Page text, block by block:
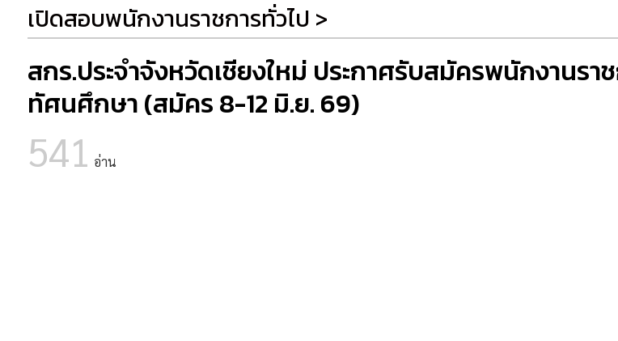
07 ส.ค. 2569 สำนักงานตำรวจแห่งชาติ เปิดสอบนักเรียนนายสิบตำรวจ (นสต.) 6,000 อัตรา ประ
06 ส.ค. 2569 กรมสรรพากร รับสมัครลูกจ้างชั่วคราวส่วนกลาง 138 อัตรา (รับสมัคร 17-31 ส.ค. 69)
06 ส.ค. 2569 โอกาสทองมาแล้ว! CP ALL แจกทุนเรียนฟรี 1,678 ล้านบาท "เรียนไป ทำงานไป จ
06 ส.ค. 2569
ศูนย์การศึกษาพิเศษ เขต 12 จ.ชลบุรี รับสมัครพนักงานราชการ ตำแหน่งครูผู้สอน (
05 ส.ค. 2569 สพม.บุรีรัมย์ รับสมัครพนักงานราชการ ตำแหน่งครูผู้สอน 5 อัตรา (รับสมัคร 10-14 ส
เปิดสอบพนักงานราชการทั่วไป >
สกร.ประจำจังหวัดเชียงใหม่ ประกาศรับสมัครพนักงานรา
ทัศนศึกษา (สมัคร 8-12 มิ.ย. 69)
541 อ่าน